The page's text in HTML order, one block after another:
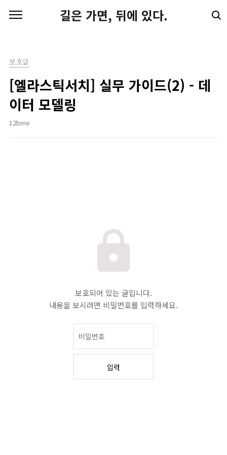
길은 가면, 뒤에 있다.
보호글
[엘라스틱서치] 실무 가이드(2) - 데
이터 모델링
12bme
보호되어 있는 글입니다.
내용을 보시려면 비밀번호를 입력하세요.
입력